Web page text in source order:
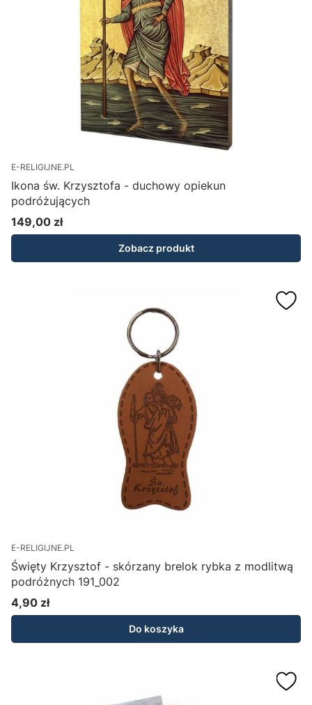
E-RELIGIJNE.PL
Ikona św. Krzysztofa - duchowy opiekun
podróżujących
Cena
149,00 zł
Zobacz produkt
E-RELIGIJNE.PL
Święty Krzysztof - skórzany brelok rybka z modlitwą
podróżnych 191_002
Cena
4,90 zł
Do koszyka